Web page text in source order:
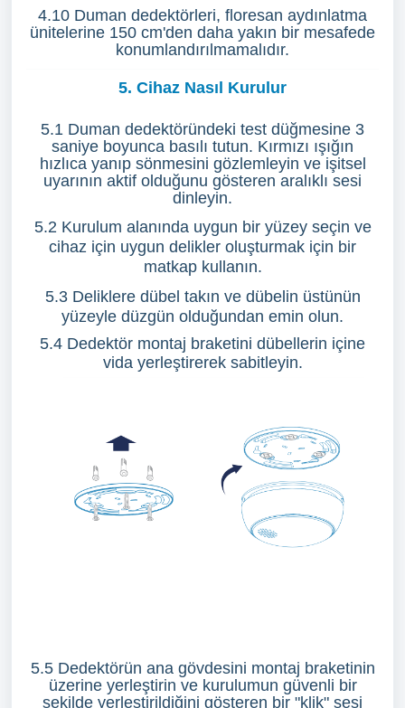
4.10 Duman dedektörleri, floresan aydınlatma
ünitelerine 150 cm'den daha yakın bir mesafede
konumlandırılmamalıdır.
5. Cihaz Nasıl Kurulur
5.1 Duman dedektöründeki test düğmesine 3
saniye boyunca basılı tutun. Kırmızı ışığın
hızlıca yanıp sönmesini gözlemleyin ve işitsel
uyarının aktif olduğunu gösteren aralıklı sesi
dinleyin.
5.2 Kurulum alanında uygun bir yüzey seçin ve
cihaz için uygun delikler oluşturmak için bir
matkap kullanın.
5.3 Deliklere dübel takın ve dübelin üstünün
yüzeyle düzgün olduğundan emin olun.
5.4 Dedektör montaj braketini dübellerin içine
vida yerleştirerek sabitleyin.
5.5 Dedektörün ana gövdesini montaj braketinin
üzerine yerleştirin ve kurulumun güvenli bir
şekilde yerleştirildiğini gösteren bir "klik" sesi